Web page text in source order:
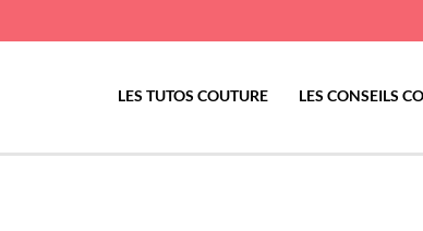
LES TUTOS COUTURE LES CONSEILS